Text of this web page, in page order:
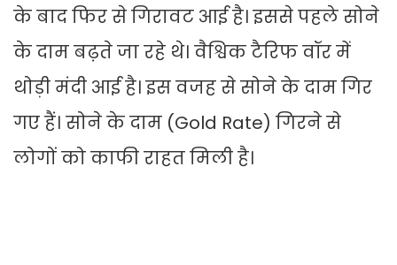
के बाद फिर से गिरावट आई है। इससे पहले सोने
के दाम बढ़ते जा रहे थे। वैश्विक टैरिफ वॉर में
थोड़ी मंदी आई है। इस वजह से सोने के दाम गिर
गए हैं। सोने के दाम (Gold Rate) गिरने से
लोगों को काफी राहत मिली है।